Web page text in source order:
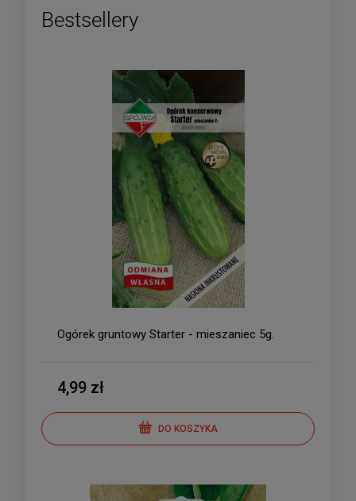
Bestsellery
Ogórek gruntowy Starter - mieszaniec 5g.
4,99 zł
DO KOSZYKA